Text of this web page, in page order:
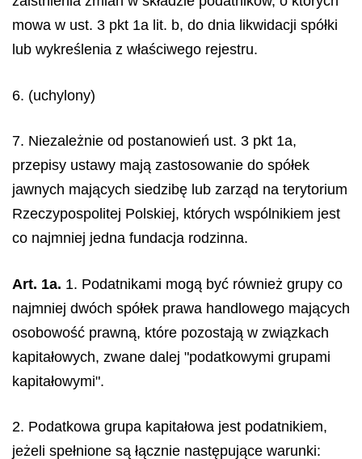
mowa w ust. 3 pkt 1a lit. b, do dnia likwidacji spółki
lub wykreślenia z właściwego rejestru.
6. (uchylony)
7. Niezależnie od postanowień ust. 3 pkt 1a,
przepisy ustawy mają zastosowanie do spółek
jawnych mających siedzibę lub zarząd na terytorium
Rzeczypospolitej Polskiej, których wspólnikiem jest
co najmniej jedna fundacja rodzinna.
Art. 1a. 1. Podatnikami mogą być również grupy co
najmniej dwóch spółek prawa handlowego mających
osobowość prawną, które pozostają w związkach
kapitałowych, zwane dalej "podatkowymi grupami
kapitałowymi".
2. Podatkowa grupa kapitałowa jest podatnikiem,
jeżeli spełnione są łącznie następujące warunki: